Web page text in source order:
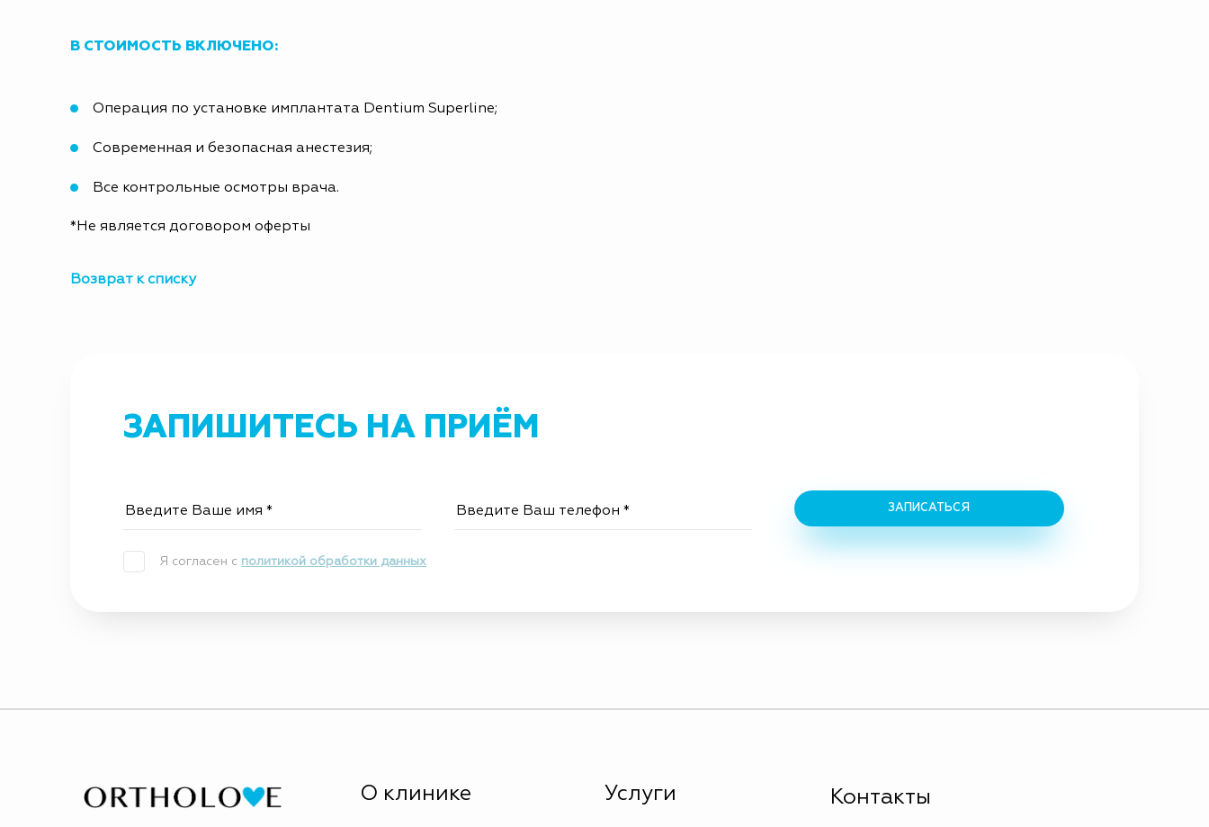
В СТОИМОСТЬ ВКЛЮЧЕНО:
Операция по установке имплантата Dentium Superline;
Современная и безопасная анестезия;
Все контрольные осмотры врача.
*Не является договором оферты
Возврат к списку
ЗАПИШИТЕСЬ НА ПРИЁМ
Я согласен с политикой обработки данных
ЗАПИСАТЬСЯ
О клинике Услуги Контакты